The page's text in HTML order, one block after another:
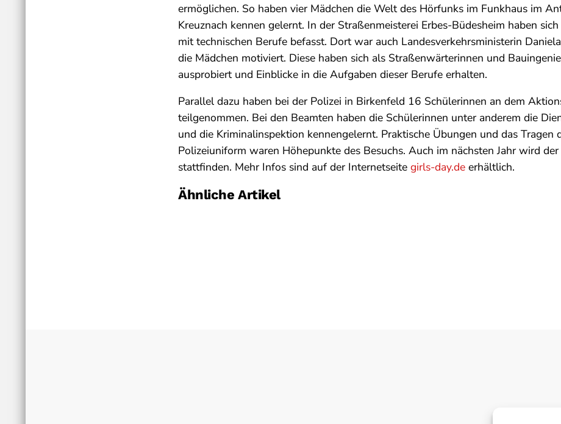
ermöglichen. So haben vier Mädchen die Welt des Hörfunks im Funkhaus im
Kreuznach kennen gelernt. In der Straßenmeisterei Erbes-Büdesheim haben
mit technischen Berufe befasst. Dort war auch Landesverkehrsministerin
die Mädchen motiviert. Diese haben sich als Straßenwärterinnen und
ausprobiert und Einblicke in die Aufgaben dieser Berufe erhalten.
Parallel dazu haben bei der Polizei in Birkenfeld 16 Schülerinnen an dem
teilgenommen. Bei den Beamten haben die Schülerinnen unter anderem die
und die Kriminalinspektion kennengelernt. Praktische Übungen und das Tragen
Polizeiuniform waren Höhepunkte des Besuchs. Auch im nächsten Jahr wird der
stattfinden. Mehr Infos sind auf der Internetseite girls-day.de erhältlich.
Ähnliche Artikel